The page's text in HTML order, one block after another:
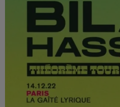
à Nancy avec D!rectFM.